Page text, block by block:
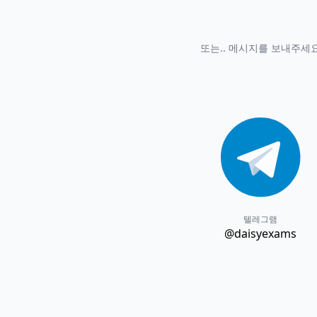
또는.. 메시지를 보내주세
텔레그램
@daisyexams